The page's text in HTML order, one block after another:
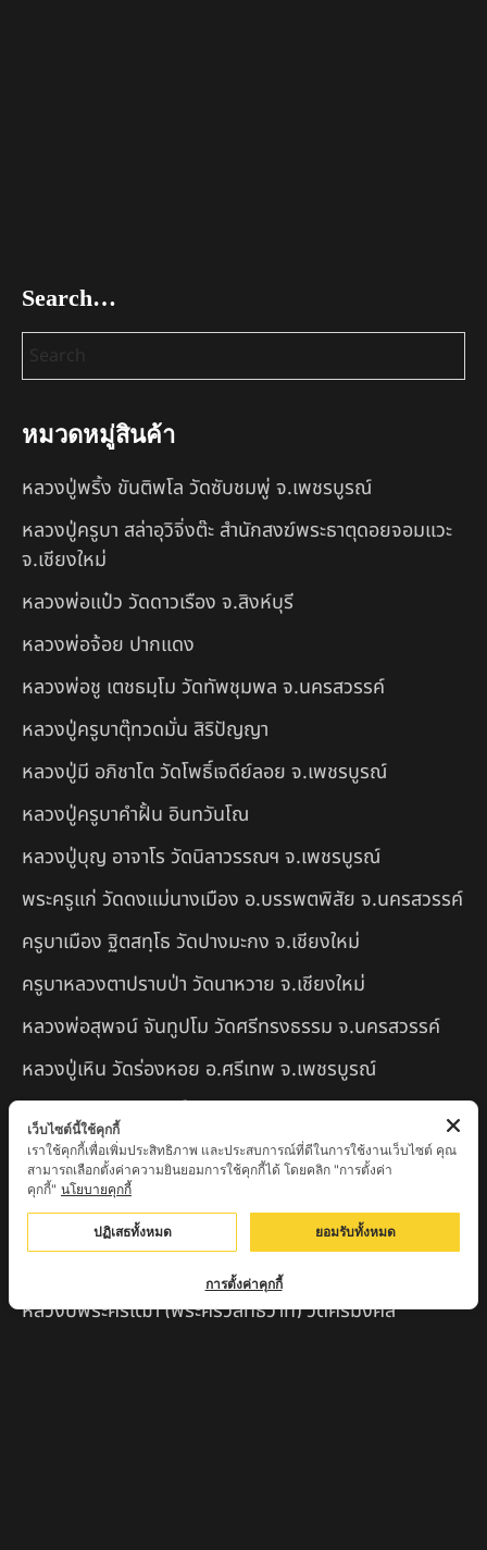
Search…
หมวดหมู่สินค้า
หลวงปู่พริ้ง ขันติพโล วัดซับชมพู่ จ.เพชรบูรณ์
หลวงปู่ครูบา สล่าอุวิจิ่งต๊ะ สำนักสงฆ์พระธาตุดอยจอมแวะ
จ.เชียงใหม่
หลวงพ่อแป๋ว วัดดาวเรือง จ.สิงห์บุรี
หลวงพ่อจ้อย ปากแดง
หลวงพ่อชู เตชธมฺโม วัดทัพชุมพล จ.นครสวรรค์
หลวงปู่ครูบาตุ๊ทวดมั่น สิริปัญญา
หลวงปู่มี อภิชาโต วัดโพธิ์เจดีย์ลอย จ.เพชรบูรณ์
หลวงปู่ครูบาคำฝั้น อินทวันโณ
หลวงปู่บุญ อาจาโร วัดนิลาวรรณฯ จ.เพชรบูรณ์
พระครูแก่ วัดดงแม่นางเมือง อ.บรรพตพิสัย จ.นครสวรรค์
ครูบาเมือง ฐิตสทฺโธ วัดปางมะกง จ.เชียงใหม่
ครูบาหลวงตาปราบป่า วัดนาหวาย จ.เชียงใหม่
หลวงพ่อสุพจน์ จันทูปโม วัดศรีทรงธรรม จ.นครสวรรค์
หลวงปู่เหิน วัดร่องหอย อ.ศรีเทพ จ.เพชรบูรณ์
ครูบาอินตา วัดแม่โพธิ์ จ.ตาก
ครูบามานัส วัดใหม่น้ำรูบ้านน้ำรู อ.เชียงดาว จ.เชียงใหม่
สินค้าแนะนำ
หลวงปู่แม่น สำนักสงฆ์เขาจันทร์ ต.โค่กสะอาด อ.ศรีเทพ
หลวงปู่พระครูเฒ่า (พระครูวิสุทธิวาที) วัดศิริมงคล
เว็บไซต์นี้ใช้คุกกี้
เราใช้คุกกี้เพื่อเพิ่มประสิทธิภาพ และประสบการณ์ที่ดีในการใช้งานเว็บไซต์ คุณ
สามารถเลือกตั้งค่าความยินยอมการใช้คุกกี้ได้ โดยคลิก "การตั้งค่า
คุกกี้" นโยบายคุกกี้
ปฏิเสธทั้งหมด ยอมรับทั้งหมด
การตั้งค่าคุกกี้